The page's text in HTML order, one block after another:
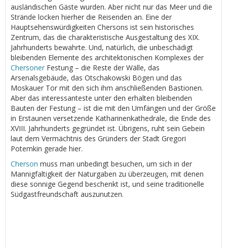
ausländischen Gäste wurden. Aber nicht nur das Meer und die
Strände locken hierher die Reisenden an. Eine der
Hauptsehenswürdigkeiten Chersons ist sein historisches
Zentrum, das die charakteristische Ausgestaltung des XIX.
Jahrhunderts bewahrte. Und, natürlich, die unbeschädigt
bleibenden Elemente des architektonischen Komplexes der
Chersoner Festung – die Reste der Wälle, das
Arsenalsgebäude, das Otschakowski Bögen und das
Moskauer Tor mit den sich ihm anschließenden Bastionen.
Aber das interessanteste unter den erhalten bleibenden
Bauten der Festung – ist die mit den Umfängen und der Größe
in Erstaunen versetzende Katharinenkathedrale, die Ende des
XVIII. Jahrhunderts gegründet ist. Übrigens, ruht sein Gebein
laut dem Vermächtnis des Gründers der Stadt Gregori
Potemkin gerade hier.
Cherson muss man unbedingt besuchen, um sich in der
Mannigfaltigkeit der Naturgaben zu überzeugen, mit denen
diese sonnige Gegend beschenkt ist, und seine traditionelle
Südgastfreundschaft auszunutzen.